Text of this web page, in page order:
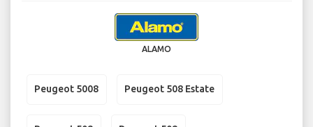
ALAMO
Peugeot 5008 Peugeot 508 Estate